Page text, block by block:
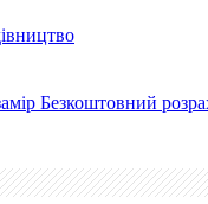
Безкоштовний